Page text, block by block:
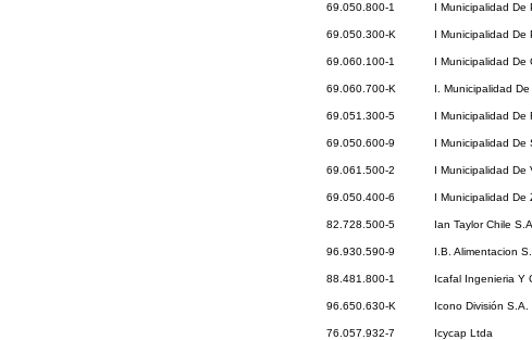
69.050.800-1 I Municipalidad De
69.050.300-K I Municipalidad De
69.060.100-1 I Municipalidad De
69.060.700-K I. Municipalidad
69.051.300-5 I Municipalidad De
69.050.600-9 I Municipalidad De
69.061.500-2 I Municipalidad De
69.050.400-6 I Municipalidad De
82.728.500-5 Ian Taylor Chile S.A.
96.930.590-9 I.B. Alimentacion
88.481.800-1 Icafal Ingenieria Y
96.650.630-K Icono División S.A.
76.057.932-7 Icycap Ltda